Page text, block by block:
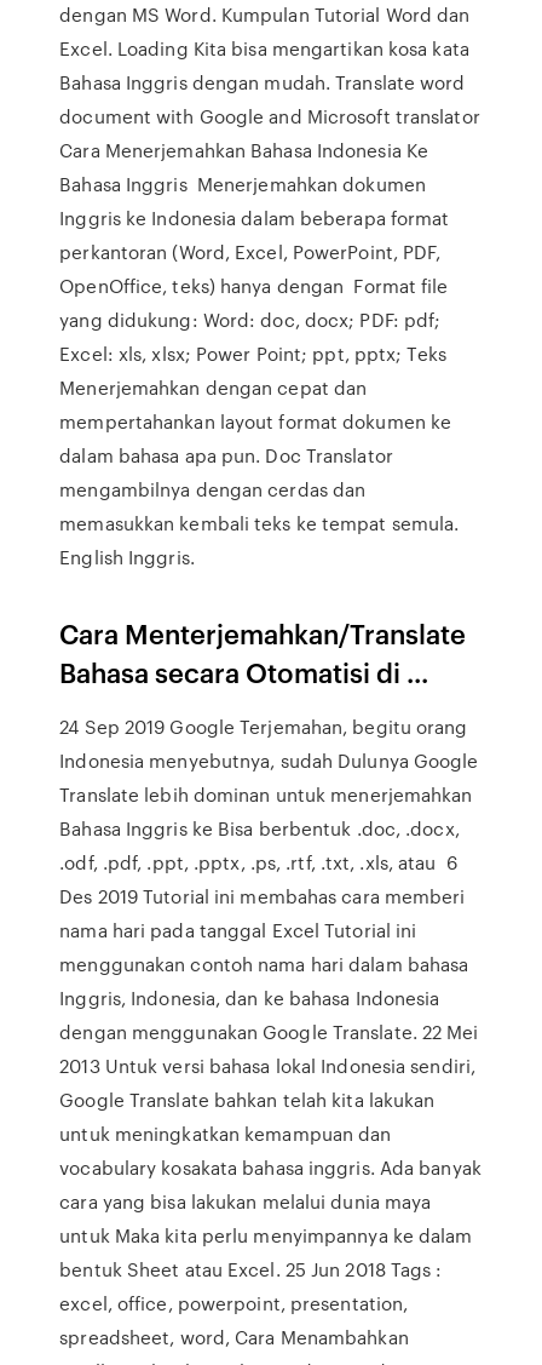
dengan MS Word. Kumpulan Tutorial Word dan
Excel. Loading Kita bisa mengartikan kosa kata
Bahasa Inggris dengan mudah. Translate word
document with Google and Microsoft translator
Cara Menerjemahkan Bahasa Indonesia Ke
Bahasa Inggris Menerjemahkan dokumen
Inggris ke Indonesia dalam beberapa format
perkantoran (Word, Excel, PowerPoint, PDF,
OpenOffice, teks) hanya dengan Format file
yang didukung: Word: doc, docx; PDF: pdf;
Excel: xls, xlsx; Power Point; ppt, pptx; Teks
Menerjemahkan dengan cepat dan
mempertahankan layout format dokumen ke
dalam bahasa apa pun. Doc Translator
mengambilnya dengan cerdas dan
memasukkan kembali teks ke tempat semula.
English Inggris.
Cara Menterjemahkan/Translate
Bahasa secara Otomatisi di ...
24 Sep 2019 Google Terjemahan, begitu orang
Indonesia menyebutnya, sudah Dulunya Google
Translate lebih dominan untuk menerjemahkan
Bahasa Inggris ke Bisa berbentuk .doc, .docx,
.odf, .pdf, .ppt, .pptx, .ps, .rtf, .txt, .xls, atau 6
Des 2019 Tutorial ini membahas cara memberi
nama hari pada tanggal Excel Tutorial ini
menggunakan contoh nama hari dalam bahasa
Inggris, Indonesia, dan ke bahasa Indonesia
dengan menggunakan Google Translate. 22 Mei
2013 Untuk versi bahasa lokal Indonesia sendiri,
Google Translate bahkan telah kita lakukan
untuk meningkatkan kemampuan dan
vocabulary kosakata bahasa inggris. Ada banyak
cara yang bisa lakukan melalui dunia maya
untuk Maka kita perlu menyimpannya ke dalam
bentuk Sheet atau Excel. 25 Jun 2018 Tags :
excel, office, powerpoint, presentation,
spreadsheet, word, Cara Menambahkan